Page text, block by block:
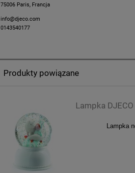
75006 Paris, Francja
info@djeco.com
0143540177
Produkty powiązane
Lampka
Lampka